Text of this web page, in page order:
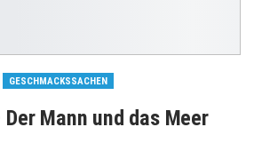
GESCHMACKSSACHEN
Mann und das Meer